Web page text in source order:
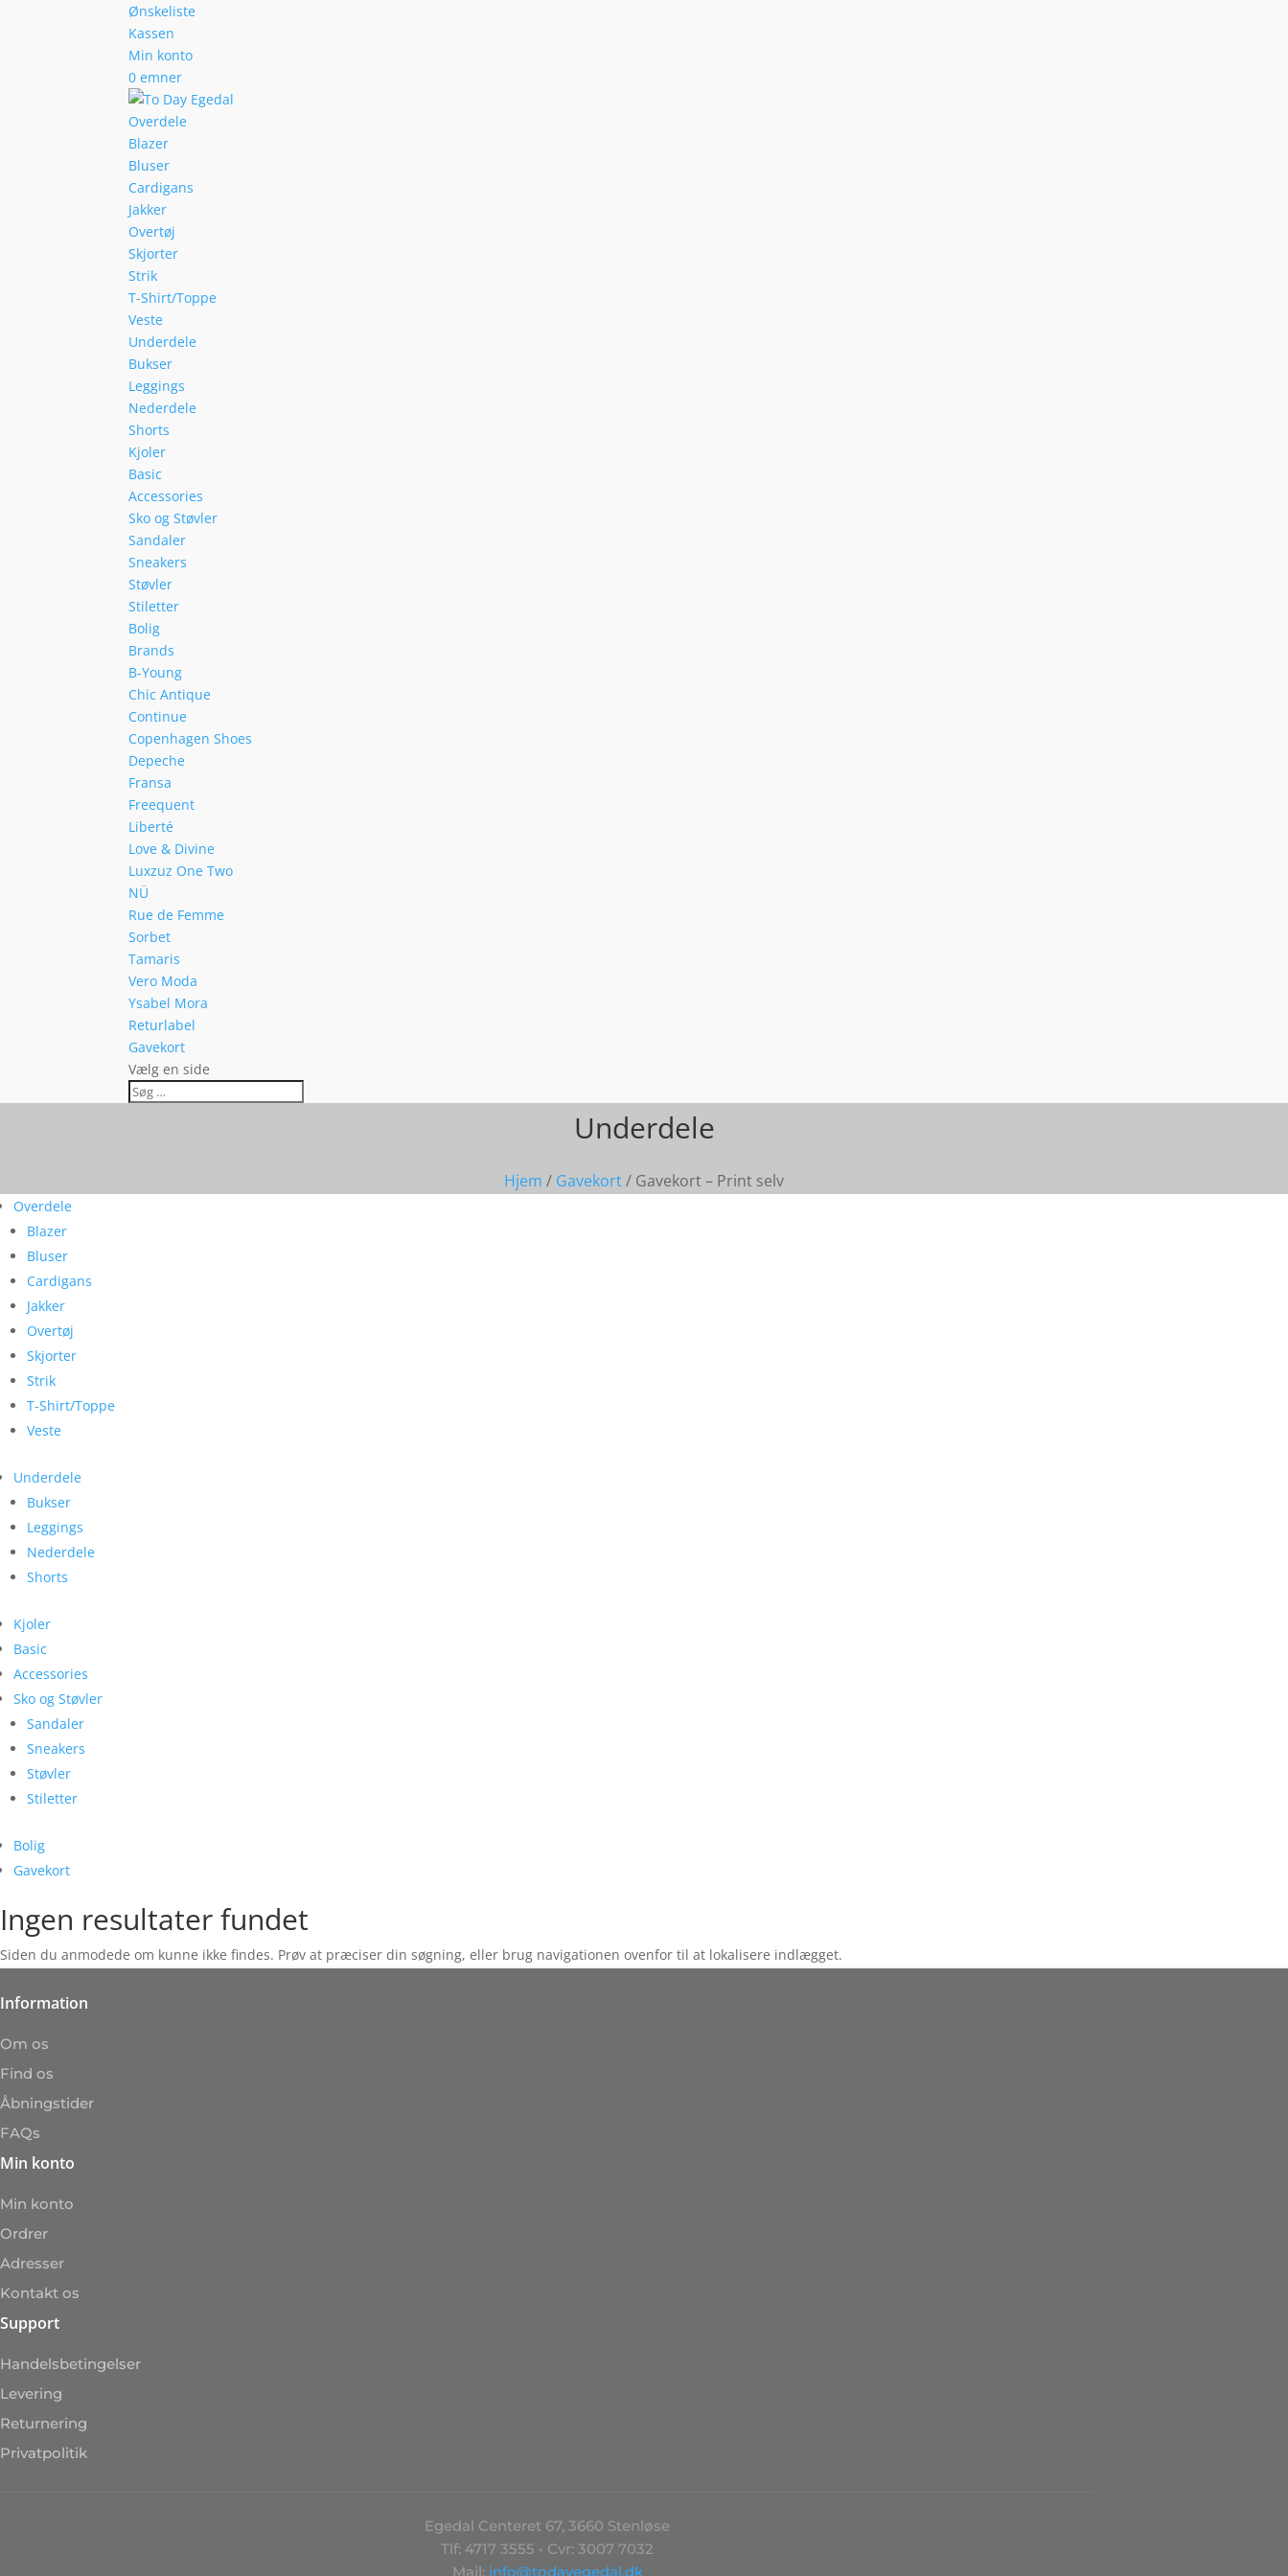
Ønskeliste
Kassen
Min konto
0 emner
Overdele
Blazer
Bluser
Cardigans
Jakker
Overtøj
Skjorter
Strik
T-Shirt/Toppe
Veste
Underdele
Bukser
Leggings
Nederdele
Shorts
Kjoler
Basic
Accessories
Sko og Støvler
Sandaler
Sneakers
Støvler
Stiletter
Bolig
Brands
B-Young
Chic Antique
Continue
Copenhagen Shoes
Depeche
Fransa
Freequent
Liberté
Love & Divine
Luxzuz One Two
NÜ
Rue de Femme
Sorbet
Tamaris
Vero Moda
Ysabel Mora
Returlabel
Gavekort
Vælg en side
Underdele
Hjem / Gavekort/ Gavekort – Print selv
Overdele
Blazer
Bluser
Cardigans
Jakker
Overtøj
Skjorter
Strik
T-Shirt/Toppe
Veste
Underdele
Bukser
Leggings
Nederdele
Shorts
Kjoler
Basic
Accessories
Sko og Støvler
Sandaler
Sneakers
Støvler
Stiletter
Bolig
Gavekort
Ingen resultater fundet
Siden du anmodede om kunne ikke findes. Prøv at præciser din søgning, eller brug navigationen ovenfor til at lokalisere indlægget.
Information
Om os
Find os
Åbningstider
FAQs
Min konto
Min konto
Ordrer
Adresser
Kontakt os
Support
Handelsbetingelser
Levering
Returnering
Privatpolitik
Egedal Centeret 67, 3660 Stenløse
Tlf: 4717 3555 • Cvr: 3007 7032
Mail: info@todayegedal.dk